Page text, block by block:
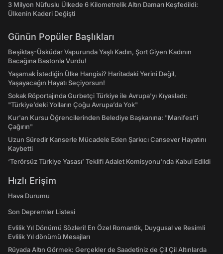
3 Milyon Nüfuslu Ülkede 6 Kilometrelik Altın Damarı Keşfedildi:
Ülkenin Kaderi Değişti
Günün Popüler Başlıkları
Beşiktaş-Üsküdar Vapurunda Yaşlı Kadın, Şort Giyen Kadının
Bacağına Bastonla Vurdu!
Yaşamak İstediğin Ülke Hangisi? Haritadaki Yerini Değil,
Yaşayacağın Hayatı Seçiyorsun!
Sokak Röportajında Gurbetçi Türkiye ile Avrupa'yı Kıyasladı:
"Türkiye’deki Yolların Çoğu Avrupa’da Yok"
Kur'an Kursu Öğrencilerinden Belediye Başkanına: "Manifest’i
Çağırın"
Uzun Süredir Kanserle Mücadele Eden Şarkıcı Cansever Hayatını
Kaybetti
‘Terörsüz Türkiye Yasası’ Teklifi Adalet Komisyonu'nda Kabul Edildi
Hızlı Erişim
Hava Durumu
Son Depremler Listesi
Evlilik Yıl Dönümü Sözleri! En Özel Romantik, Duygusal ve Resimli
Evlilik Yıl dönümü Mesajları
Rüyada Altın Görmek: Gerçekler de Saadetiniz de Çil Çil Altınlarda